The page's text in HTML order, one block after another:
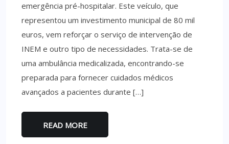
emergência pré-hospitalar. Este veículo, que
representou um investimento municipal de 80 mil
euros, vem reforçar o serviço de intervenção de
INEM e outro tipo de necessidades. Trata-se de
uma ambulância medicalizada, encontrando-se
preparada para fornecer cuidados médicos
avançados a pacientes durante […]
READ MORE